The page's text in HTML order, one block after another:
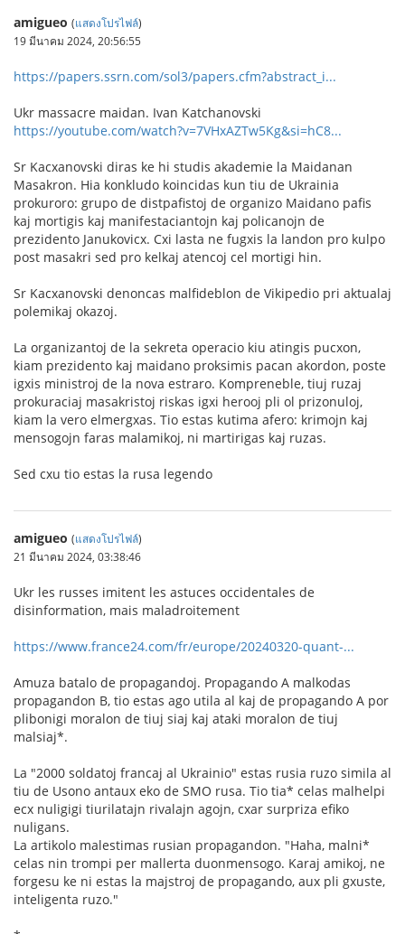
amigueo (แสดงโปรไฟล์)
19 มีนาคม 2024, 20:56:55
https://papers.ssrn.com/sol3/papers.cfm?abstract_i...
Ukr massacre maidan. Ivan Katchanovski
https://youtube.com/watch?v=7VHxAZTw5Kg&si=hC8...
Sr Kacxanovski diras ke hi studis akademie la Maidanan
Masakron. Hia konkludo koincidas kun tiu de Ukrainia
prokuroro: grupo de distpafistoj de organizo Maidano pafis
kaj mortigis kaj manifestaciantojn kaj policanojn de
prezidento Janukovicx. Cxi lasta ne fugxis la landon pro kulpo
post masakri sed pro kelkaj atencoj cel mortigi hin.
Sr Kacxanovski denoncas malfideblon de Vikipedio pri aktualaj
polemikaj okazoj.
La organizantoj de la sekreta operacio kiu atingis pucxon,
kiam prezidento kaj maidano proksimis pacan akordon, poste
igxis ministroj de la nova estraro. Kompreneble, tiuj ruzaj
prokuraciaj masakristoj riskas igxi herooj pli ol prizonuloj,
kiam la vero elmergxas. Tio estas kutima afero: krimojn kaj
mensogojn faras malamikoj, ni martirigas kaj ruzas.
Sed cxu tio estas la rusa legendo
amigueo (แสดงโปรไฟล์)
21 มีนาคม 2024, 03:38:46
Ukr les russes imitent les astuces occidentales de
disinformation, mais maladroitement
https://www.france24.com/fr/europe/20240320-quant-...
Amuza batalo de propagandoj. Propagando A malkodas
propagandon B, tio estas ago utila al kaj de propagando A por
plibonigi moralon de tiuj siaj kaj ataki moralon de tiuj
malsiaj*.
La "2000 soldatoj francaj al Ukrainio" estas rusia ruzo simila al
tiu de Usono antaux eko de SMO rusa. Tio tia* celas malhelpi
ecx nuligigi tiurilatajn rivalajn agojn, cxar surpriza efiko
nuligans.
La artikolo malestimas rusian propagandon. "Haha, malni*
celas nin trompi per mallerta duonmensogo. Karaj amikoj, ne
forgesu ke ni estas la majstroj de propagando, aux pli gxuste,
inteligenta ruzo."